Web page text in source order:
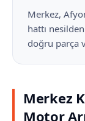
Merkez,
hattı
doğru parça
Merkez
Motor